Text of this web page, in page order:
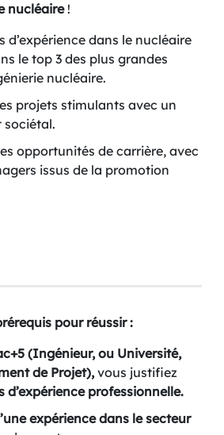
nucléaire!
d’expérience dans le nucléaire
le top 3 des plus grandes
nucléaire.
projets stimulants avec un
sociétal.
opportunités de carrière, avec
issus de la promotion
pour réussir :
(Ingénieur, ou Université,
de Projet),vous justifiez
d’expérience professionnelle.
expérience dans le secteur